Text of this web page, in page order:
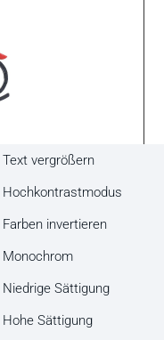
#2608000590
gespart)
benutze die Schaltflächen um
Text vergrößern
Hochkontrastmodus
Farben invertieren
Monochrom
Niedrige Sättigung
Hohe Sättigung